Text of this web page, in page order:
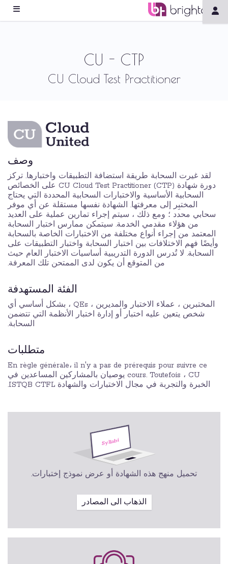
CU - CTP
CU Cloud Test Practitioner
وصف
لقد غيرت السحابة طريقة استضافة التطبيقات واختبارها. تركز
دورة شهادة CU Cloud Test Practitioner (CTP) على الخصائص
السحابية الأساسية والاختبارات السحابية المحددة التي يحتاج
المختبِر إلى معرفتها. الشهادة نفسها مستقلة عن أي موفر
سحابي محدد ؛ ومع ذلك ، سيتم إجراء تمارين عملية على العديد
من هؤلاء مقدمي الخدمة. سيتمكن ممارس اختبار السحابة
المعتمد من إجراء أنواع مختلفة من الاختبارات الخاصة بالسحابة
وأيضًا فهم الاختلافات بين اختبار السحابة واختبار التطبيقات على
السحابة. لا تُدرس الدورة التدريبية أساسيات الاختبار العام حيث
من المتوقع أن يكون لدى الممتحن تلك المعرفة.
الفئة المستهدفة
المختبرين ، عملاء الاختبار والمديرين ، QEs ، بشكل أساسي أي
شخص يتعين عليه اختبار أو إدارة اختبار الأنظمة التي تتضمن
السحابة.
متطلبات
En règle générale، il n'y a pas de prérequis pour suivre ce
cours. Toutefois ، CU يوصيان بالمشاركين المساعدين في
الخبرة والتجربة في مجال الاختبارات والشهادة ISTQB CTFL.
تحميل منهج هذه الشهادة أو عرض نموذج إختبارات.
الذهاب الى المصادر